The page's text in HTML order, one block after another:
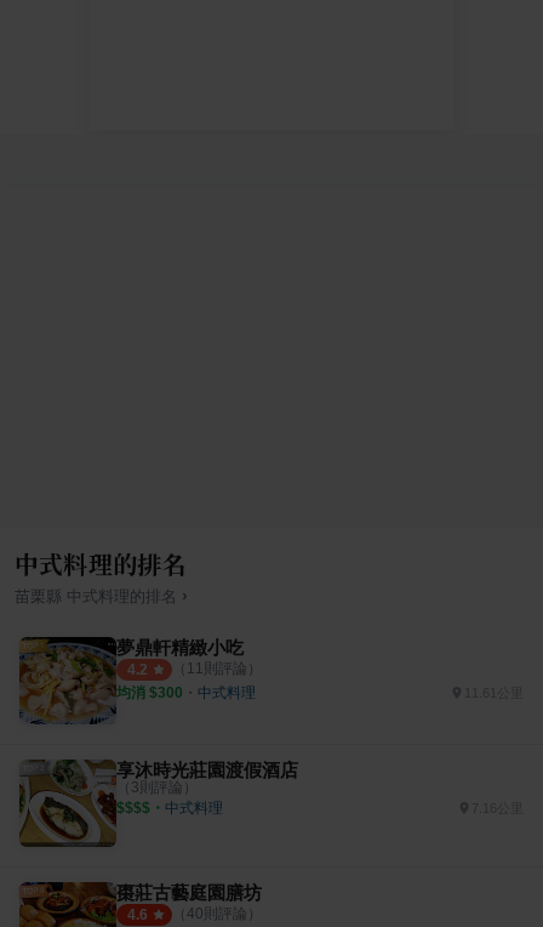
中式料理的排名
苗栗縣 中式料理 的排名 ›
夢鼎軒精緻小吃
4.2 （ 11則評論）
均消 $300 ・ 中式料理 11.61公里
享沐時光莊園渡假酒店
（ 3則評論）
$$$$ ・ 中式料理 7.16公里
棗莊古藝庭園膳坊
4.6 （ 40則評論）